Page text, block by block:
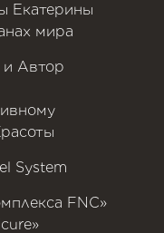
Екатерины
мира
и Автор
System
FNC»